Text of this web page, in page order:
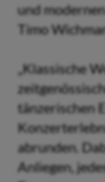
und
Timo
„Klassische
tänzerischen
abrunden.
Anliegen,